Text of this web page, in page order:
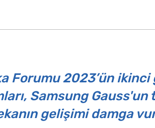
Forumu 2023’ün
Samsung Gauss'un
gelişimi damga